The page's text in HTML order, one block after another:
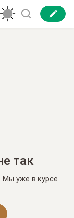
так
Мы уже в курсе